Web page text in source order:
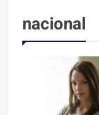
nacional